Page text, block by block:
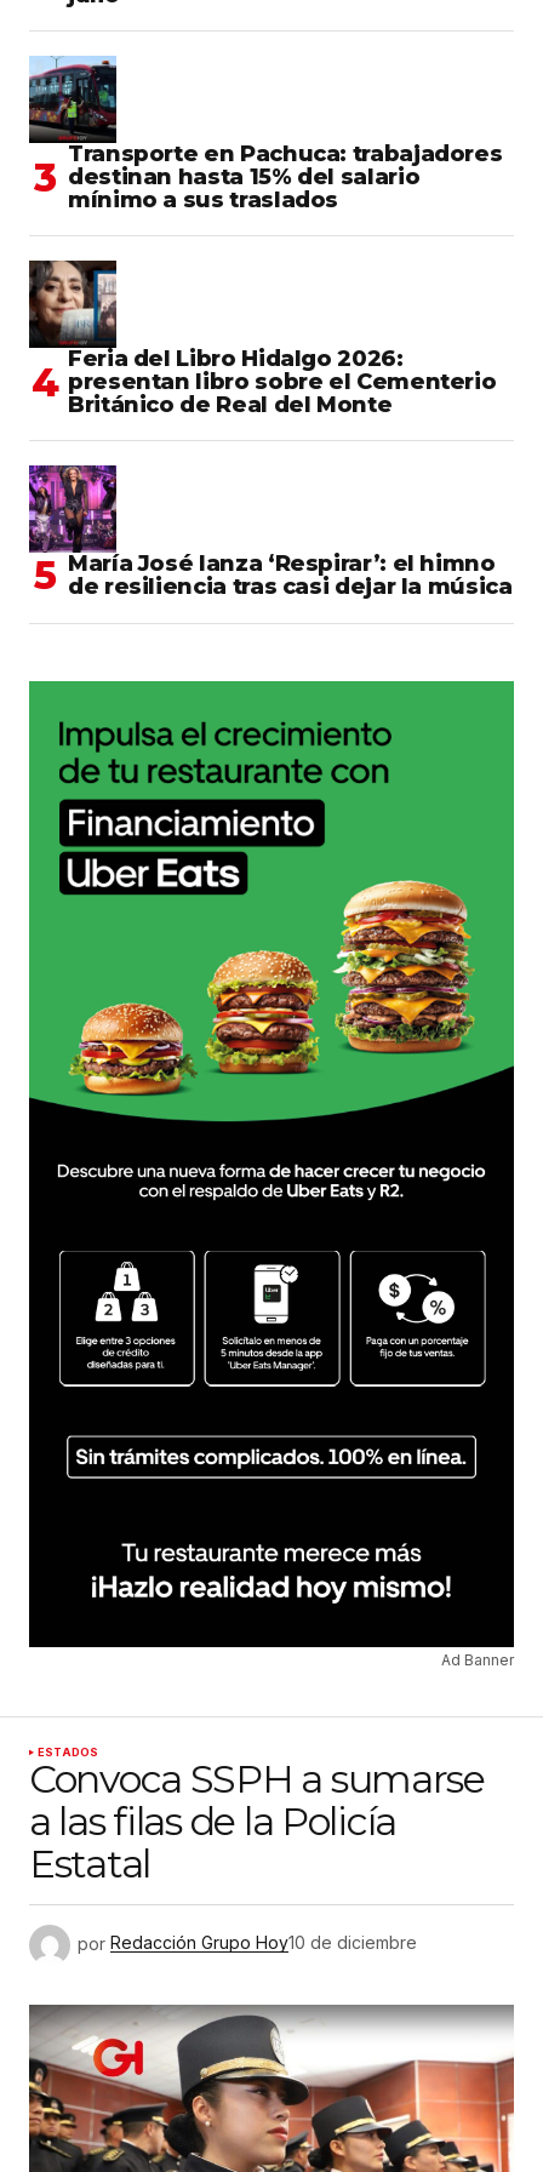
Transporte en Pachuca: trabajadores
destinan hasta 15% del salario
mínimo a sus traslados
Feria del Libro Hidalgo 2026:
presentan libro sobre el Cementerio
Británico de Real del Monte
María José lanza ‘Respirar’: el himno
de resiliencia tras casi dejar la música
Ad Banner
ESTADOS
Convoca SSPH a sumarse
a las filas de la Policía
Estatal
por Redacción Grupo Hoy10 de diciembre